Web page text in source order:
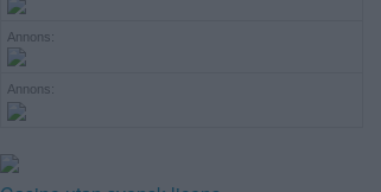
Annons:
Annons: